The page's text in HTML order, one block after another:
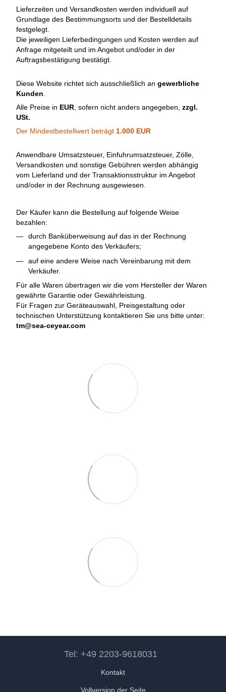
Lieferzeiten und Versandkosten werden individuell auf
Grundlage des Bestimmungsorts und der Bestelldetails
festgelegt.
Die jeweiligen Lieferbedingungen und Kosten werden auf
Anfrage mitgeteilt und im Angebot und/oder in der
Auftragsbestätigung bestätigt.
Diese Website richtet sich ausschließlich an gewerbliche
Kunden
Alle Preise in EUR , sofern nicht anders angegeben, zzgl.
USt.
Der Mindestbestellwert beträgt 1.000 EUR
Anwendbare Umsatzsteuer, Einfuhrumsatzsteuer, Zölle,
Versandkosten und sonstige Gebühren werden abhängig
vom Lieferland und der Transaktionsstruktur im Angebot
und/oder in der Rechnung ausgewiesen.
Der Käufer kann die Bestellung auf folgende Weise
bezahlen:
durch Banküberweisung auf das in der Rechnung
angegebene Konto des Verkäufers;
auf eine andere Weise nach Vereinbarung mit dem
Verkäufer.
Für alle Waren übertragen wir die vom Hersteller der Waren
gewährte Garantie oder Gewährleistung.
Für Fragen zur Geräteauswahl, Preisgestaltung oder
technischen Unterstützung kontaktieren Sie uns bitte unter:
tm@sea-ceyear.com
Tel: +49 2203-9618031
Kontakt
Vollversion der Seite